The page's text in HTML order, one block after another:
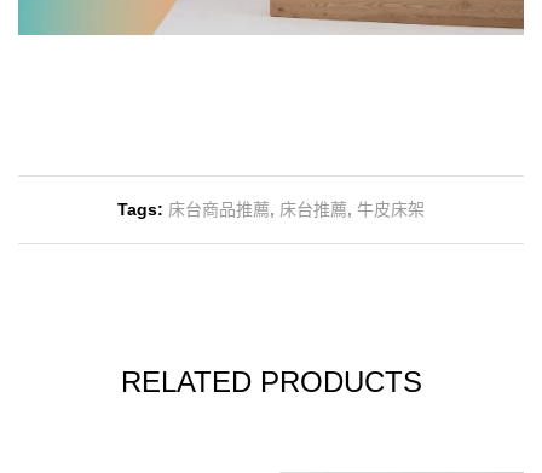
Tags: 床台商品推薦, 床台推薦, 牛皮床架
RELATED PRODUCTS